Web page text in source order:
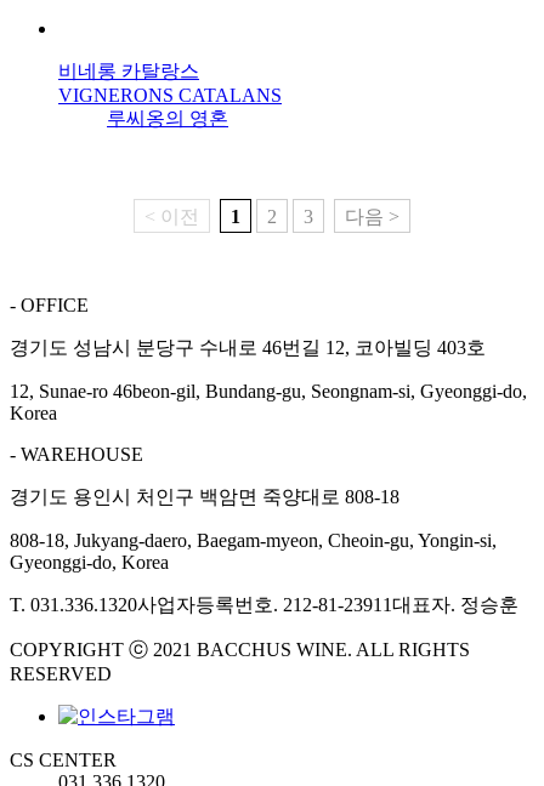
비네롱 카탈랑스
VIGNERONS CATALANS
루씨옹의 영혼
< 이전 1 2 3 다음 >
- OFFICE
경기도 성남시 분당구 수내로 46번길 12, 코아빌딩 403호
12, Sunae-ro 46beon-gil, Bundang-gu, Seongnam-si, Gyeonggi-do,
Korea
- WAREHOUSE
경기도 용인시 처인구 백암면 죽양대로 808-18
808-18, Jukyang-daero, Baegam-myeon, Cheoin-gu, Yongin-si,
Gyeonggi-do, Korea
T. 031.336.1320사업자등록번호. 212-81-23911대표자. 정승훈
COPYRIGHT ⓒ 2021 BACCHUS WINE. ALL RIGHTS
RESERVED
CS CENTER